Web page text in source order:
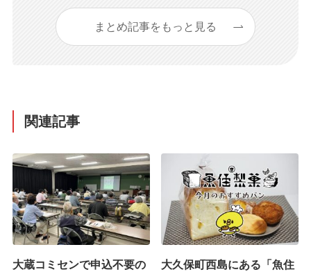
まとめ記事をもっと見る
関連記事
大蔵コミセンで申込不要の
大久保町西島にある「魚住